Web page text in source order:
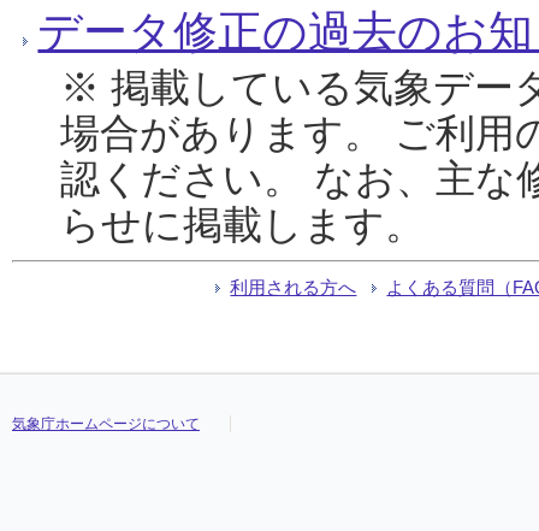
データ修正の過去のお
※ 掲載している気象デー
場合があります。 ご利用
認ください。 なお、主な
らせに掲載します。
利用される方へ よくある質問（
気象庁ホームページについて